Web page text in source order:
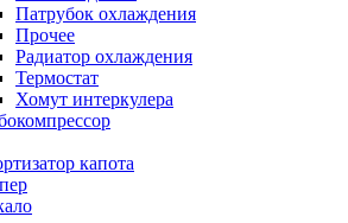
Патрубок охлаждения
Прочее
Радиатор охлаждения
Термостат
Хомут интеркулера
капота